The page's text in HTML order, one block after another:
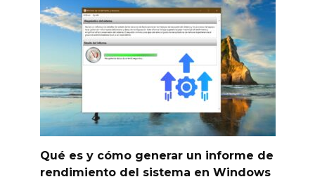
Qué es y cómo generar un informe de
rendimiento del sistema en Windows